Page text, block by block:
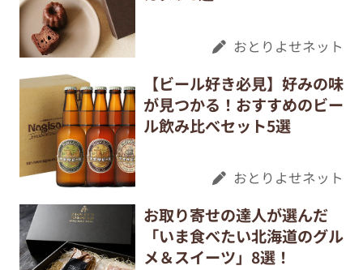
おとりよせネット
【ビール好き必見】好みの味
が見つかる！おすすめのビー
ル飲み比べセット5選
おとりよせネット
お取り寄せの達人が選んだ
「いま食べたい北海道のグル
メ＆スイーツ」8選！